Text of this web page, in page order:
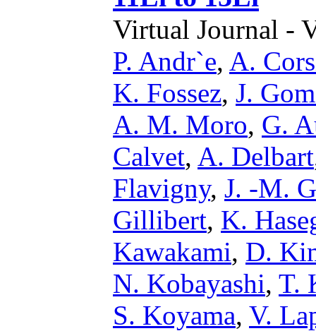
Virtual Journal -
P. Andr`e, A.
K. Fossez, J.
A. M. Moro, G.
Calvet, A. Delbart
Flavigny, J. -M.
Gillibert, K.
Kawakami, D.
N. Kobayashi, T.
S. Koyama, V.